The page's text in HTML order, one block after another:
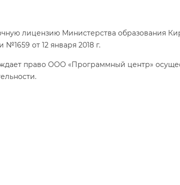
лицензию Министерства образования
от 12 января 2018 г.
право ООО «Программный центр»